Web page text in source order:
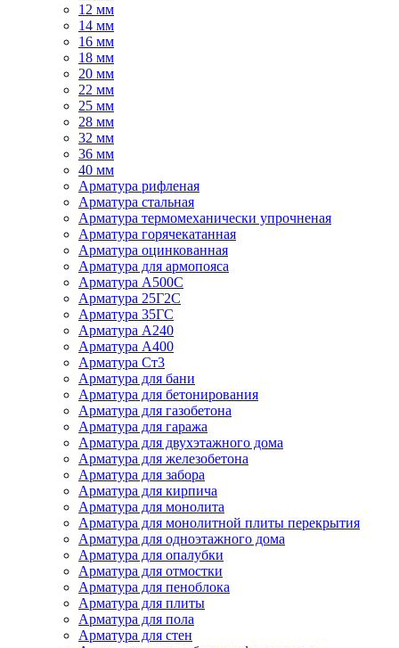
12 мм
14 мм
16 мм
18 мм
20 мм
22 мм
25 мм
28 мм
32 мм
36 мм
40 мм
Арматура рифленая
Арматура стальная
Арматура термомеханически упрочненая
Арматура горячекатанная
Арматура оцинкованная
Арматура для армопояса
Арматура A500С
Арматура 25Г2С
Арматура 35ГС
Арматура А240
Арматура А400
Арматура Ст3
Арматура для бани
Арматура для бетонирования
Арматура для газобетона
Арматура для гаража
Арматура для двухэтажного дома
Арматура для железобетона
Арматура для забора
Арматура для кирпича
Арматура для монолита
Арматура для монолитной плиты перекрытия
Арматура для одноэтажного дома
Арматура для опалубки
Арматура для отмостки
Арматура для пеноблока
Арматура для плиты
Арматура для пола
Арматура для стен